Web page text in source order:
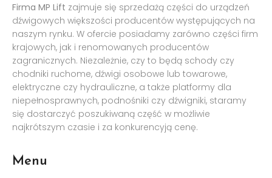
Firma MP Lift zajmuje się sprzedażą części do urządzeń
dźwigowych większości producentów występujących na
naszym rynku. W ofercie posiadamy zarówno części firm
krajowych, jak i renomowanych producentów
zagranicznych. Niezależnie, czy to będą schody czy
chodniki ruchome, dźwigi osobowe lub towarowe,
elektryczne czy hydrauliczne, a także platformy dla
niepełnosprawnych, podnośniki czy dźwigniki, staramy
się dostarczyć poszukiwaną część w możliwie
najkrótszym czasie i za konkurencyją cenę.
Menu